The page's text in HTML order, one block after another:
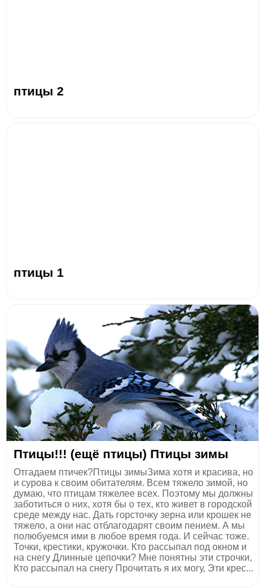
птицы 2
птицы 1
Птицы!!! (ещё птицы) Птицы зимы
Отгадаем птичек?Птицы зимыЗима хотя и красива, но
и сурова к своим обитателям. Всем тяжело зимой, но
думаю, что птицам тяжелее всех. Поэтому мы должны
заботиться о них, хотя бы о тех, кто живет в городской
среде между нас. Дать горсточку зерна или крошек не
тяжело, а они нас отблагодарят своим пением. А мы
полюбуемся ими в любое время года. И сейчас тоже.
Точки, крестики, кружочки. Кто рассыпал под окном и
на снегу Длинные цепочки? Мне понятны эти строчки,
Кто рассыпал на снегу Прочитать я их могу, Эти крес...